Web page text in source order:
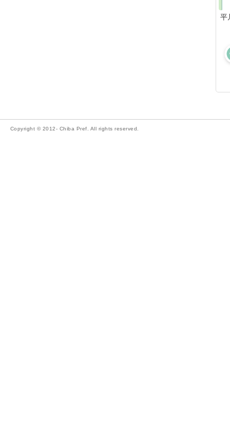
平
Copyright © 2012- Chiba Pref. All rights reserved.